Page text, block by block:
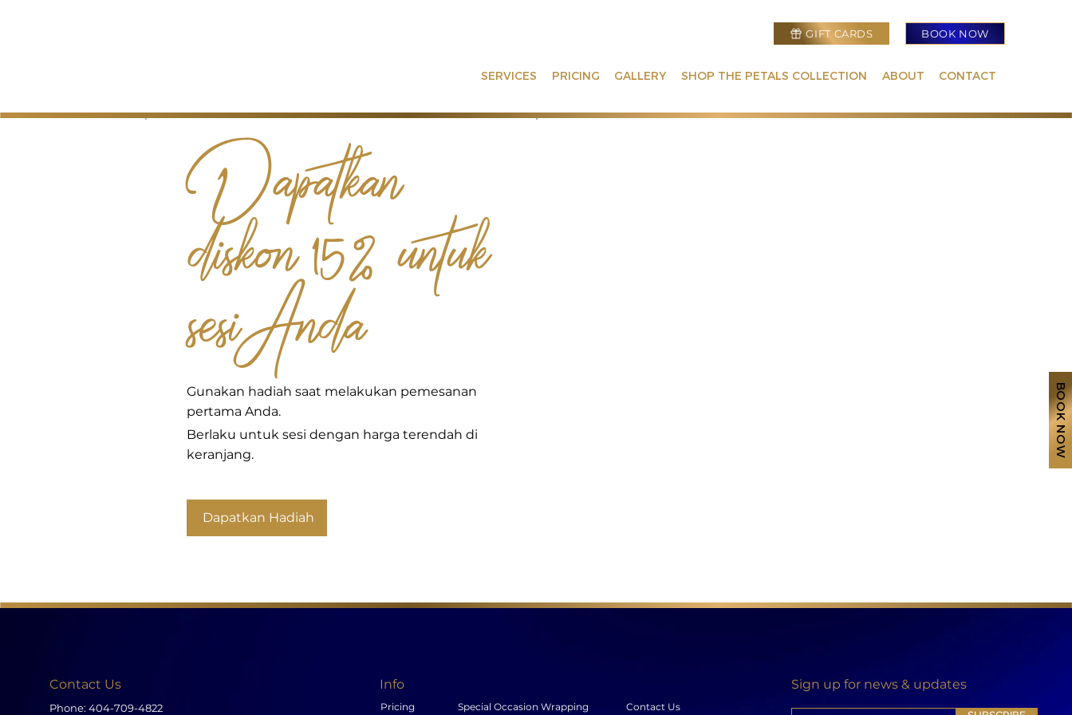
GIFT CARDS BOOK NOW
SERVICES PRICING GALLERY SHOP THE PETALS COLLECTION ABOUT CONTACT
BOOK NOW
Dapatkan
diskon 15% untuk
sesi Anda
Gunakan hadiah saat melakukan pemesanan
pertama Anda.
Dapatkan Hadiah
Berlaku untuk sesi dengan harga terendah di
keranjang.
Contact Us
Phone: 404-709-4822
Info
Pricing Special Occasion Wrapping Contact Us
Sign up for news & updates